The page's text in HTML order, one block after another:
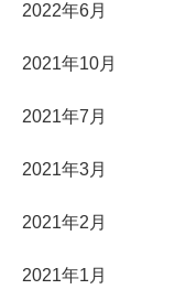
2022年6月
2021年10月
2021年7月
2021年3月
2021年2月
2021年1月